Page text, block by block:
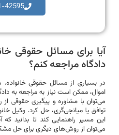
42595
آیا برای مسائل حقوقی
دادگاه مراجعه کنم؟
در بسیاری از مسائل حقوقی
اموال، ممکن است نیاز به مراجعه به
می‌توان با مشاوره و پیگیری حقوقی از
توافق یا میانجی‌گری، حل کرد. وکیل
این مسیر راهنمایی کند تا بدانید که
می‌توان از روش‌های دیگری برای حل